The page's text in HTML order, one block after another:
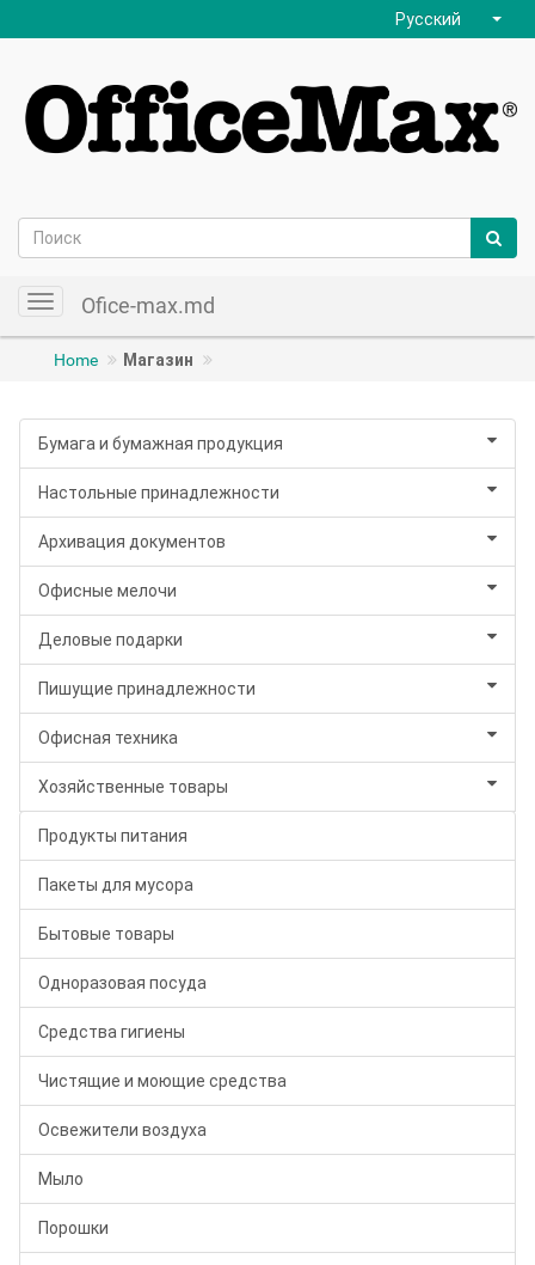
Русский
ToggleOfice-max.md
Home Магазин
Бумага и бумажная продукция
Настольные принадлежности
Архивация документов
Офисные мелочи
Деловые подарки
Пишущие принадлежности
Офисная техника
Хозяйственные товары
Продукты питания
Пакеты для мусора
Бытовые товары
Одноразовая посуда
Средства гигиены
Чистящие и моющие средства
Освежители воздуха
Мыло
Порошки